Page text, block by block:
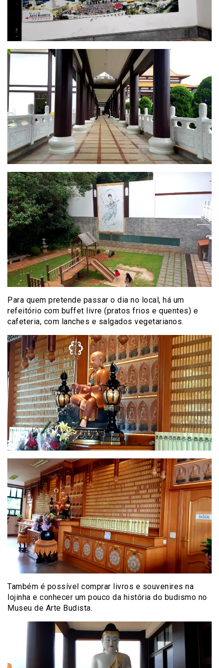
Para quem pretende passar o dia no local, há um
refeitório com buffet livre (pratos frios e quentes) e
cafeteria, com lanches e salgados vegetarianos.
Também é possível comprar livros e souvenires na
lojinha e conhecer um pouco da história do budismo no
Museu de Arte Budista.